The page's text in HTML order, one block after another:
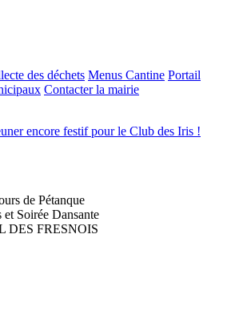
des déchets Menus Cantine Portail
Contacter la mairie
encore festif pour le Club des Iris !
de Pétanque
et Soirée Dansante
DES FRESNOIS